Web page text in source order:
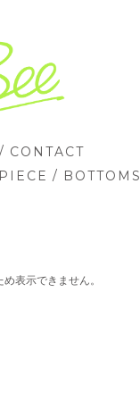
/ CONTACT
/ BOTTOMS
表示できません。